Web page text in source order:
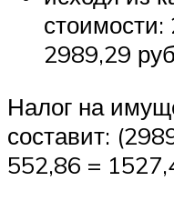
2989,29
Налог на
составит:
552,86 =